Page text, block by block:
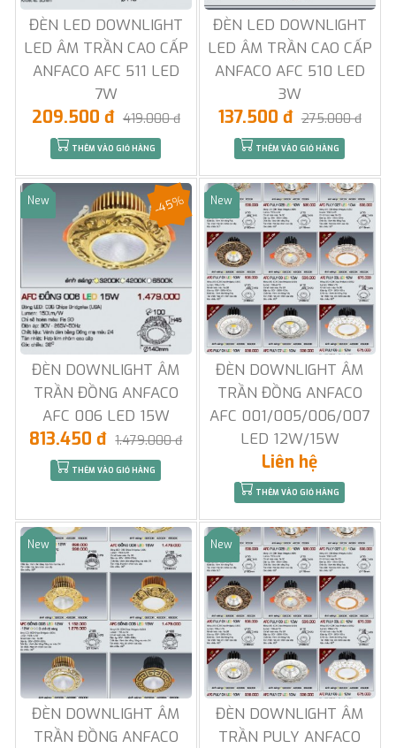
ĐÈN LED DOWNLIGHT
LED ÂM TRẦN CAO CẤP
ANFACO AFC 511 LED
7W
209.500 đ 419.000 đ
THÊM VÀO GIỎ HÀNG
ĐÈN LED DOWNLIGHT
LED ÂM TRẦN CAO CẤP
ANFACO AFC 510 LED
3W
137.500 đ 275.000 đ
THÊM VÀO GIỎ HÀNG
Sale
New
ĐÈN DOWNLIGHT ÂM
TRẦN ĐỒNG ANFACO
AFC 006 LED 15W
-45%
813.450 đ 1.479.000 đ
THÊM VÀO GIỎ HÀNG
Sale
New
ĐÈN DOWNLIGHT ÂM
TRẦN ĐỒNG ANFACO
AFC 001/005/006/007
LED 12W/15W
Liên hệ
THÊM VÀO GIỎ HÀNG
Sale
New
ĐÈN DOWNLIGHT ÂM
TRẦN ĐỒNG ANFACO
Sale
New
ĐÈN DOWNLIGHT ÂM
TRẦN PULY ANFACO